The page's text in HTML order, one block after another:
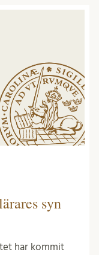
syn
har kommit